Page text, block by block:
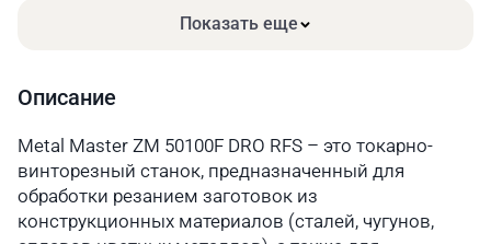
Количество передач
метрических резьб
0.5~224 мм /48
Диапазон нарезаемых
дюймовых резьб
72~1/8T.P.I /46
Показать еще
Описание
Metal Master ZM 50100F DRO RFS – это токарно-
винторезный станок, предназначенный для
обработки резанием заготовок из
конструкционных материалов (сталей, чугунов,